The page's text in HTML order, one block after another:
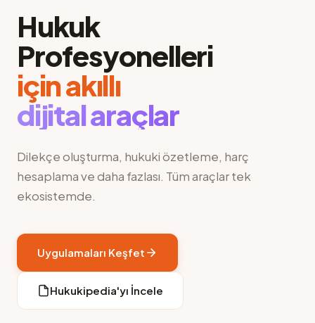
Hukuk
Profesyonelleri
için akıllı
dijital araçlar
Dilekçe oluşturma, hukuki özetleme, harç
hesaplama ve daha fazlası. Tüm araçlar tek
ekosistemde.
Hukukipedia'yı İncele